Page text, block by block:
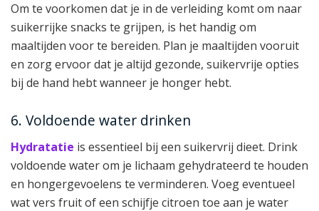
Om te voorkomen dat je in de verleiding komt om naar
suikerrijke snacks te grijpen, is het handig om
maaltijden voor te bereiden. Plan je maaltijden vooruit
en zorg ervoor dat je altijd gezonde, suikervrije opties
bij de hand hebt wanneer je honger hebt.
6. Voldoende water drinken
Hydratatie is essentieel bij een suikervrij dieet. Drink
voldoende water om je lichaam gehydrateerd te houden
en hongergevoelens te verminderen. Voeg eventueel
wat vers fruit of een schijfje citroen toe aan je water